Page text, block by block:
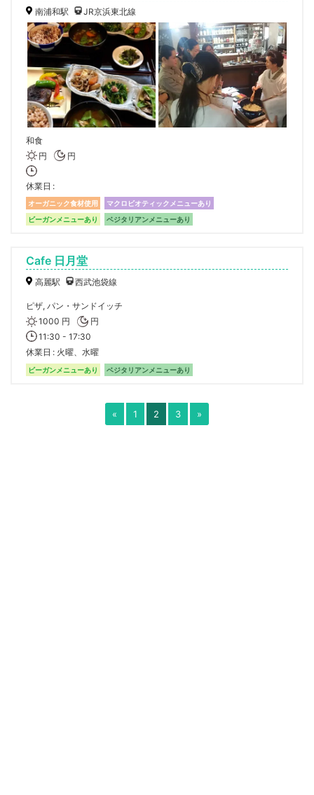
南浦和駅 JR京浜東北線
和食
円
円
休業日
オーガニック食材使用
マクロビオティックメニューあり
ビーガンメニューあり
ベジタリアンメニューあり
Cafe 日月堂
高麗駅 西武池袋線
ピザ, パン・サンドイッチ
1000 円
円
11:30 - 17:30
休業日
火曜、水曜
ビーガンメニューあり ベジタリアンメニューあり
« 1 2 3 »